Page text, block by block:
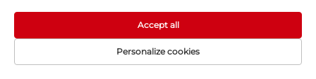
Παρέχουμε αξιόπιστη μεταπωλητική υποστήριξη για να
διασφαλίσουμε την αποτελεσματική λειτουργία του αντιστροφέα
ΗΛΕΚΤΡΟΝΙΚΌ
Personalize cookies
Accept all